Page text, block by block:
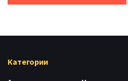
Категории